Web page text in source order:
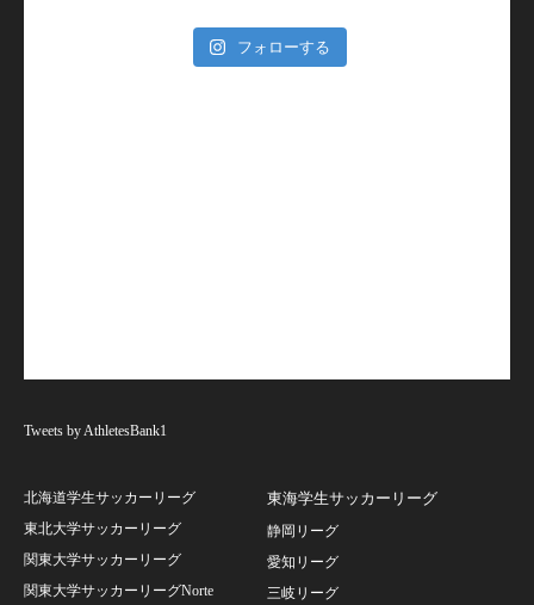
フォローする
Tweets by AthletesBank1
北海道学生サッカーリーグ
東北大学サッカーリーグ
関東大学サッカーリーグ
関東大学サッカーリーグNorte
東海学生サッカーリーグ
静岡リーグ
愛知リーグ
三岐リーグ